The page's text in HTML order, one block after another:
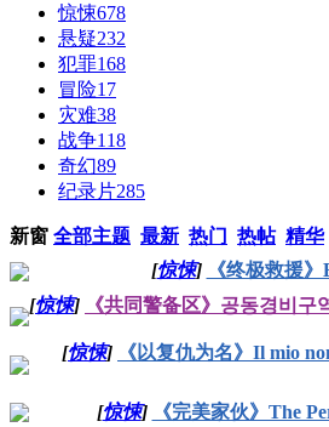
惊悚678
悬疑232
犯罪168
冒险17
灾难38
战争118
奇幻89
纪录片285
新窗 全部主题 最新 热门 热帖 精华
[惊悚]
《终极救援
[惊悚]
《共同警备区》공동경비구
[惊悚]
《以复仇为名》Il mio
[惊悚] 《完美家伙》The